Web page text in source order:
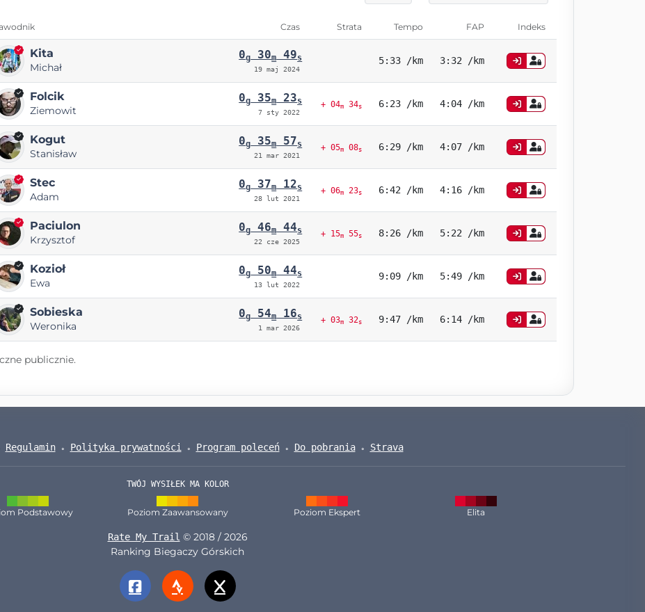
Czas Strata Tempo FAP Indeks
Kita
Michał
0g 30m 49s
19 maj 2024
5:33 /km 3:32 /km
Folcik
Ziemowit
0g 35m 23s
7 sty 2022
+ 04m34s 6:23 /km 4:04 /km
Kogut
Stanisław
0g 35m 57s
21 mar 2021
+ 05m08s 6:29 /km 4:07 /km
Stec
Adam
0g 37m 12s
28 lut 2021
+ 06m23s 6:42 /km 4:16 /km
Paciulon
Krzysztof
0g 46m 44s
22 cze 2025
+ 15m55s 8:26 /km 5:22 /km
Kozioł
Ewa
0g 50m 44s
13 lut 2022
9:09 /km 5:49 /km
Sobieska
Weronika
0g 54m 16s
1 mar 2026
+ 03m32s 9:47 /km 6:14 /km
publicznie.
Regulamin Polityka prywatności Program poleceń Do pobrania Strava
TWÓJ WYSIŁEK MA KOLOR
Podstawowy Poziom Zaawansowany Poziom Ekspert Elita
Rate My Trail © 2018 / 2026
Ranking Biegaczy Górskich